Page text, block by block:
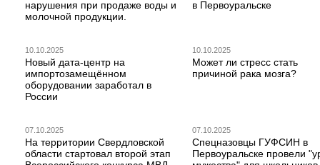
нарушения при продаже воды и
молочной продукции.
в Первоуральске
10.10.2025
Новый дата-центр на
импортозамещённом
оборудовании заработал в
России
10.10.2025
Может ли стресс стать
причиной рака мозга?
07.10.2025
На территории Свердловской
области стартовал второй этап
07.10.2025
Спецназовцы ГУФСИН в
Первоуральске провели